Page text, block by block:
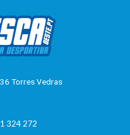
Torres Vedras
324 272